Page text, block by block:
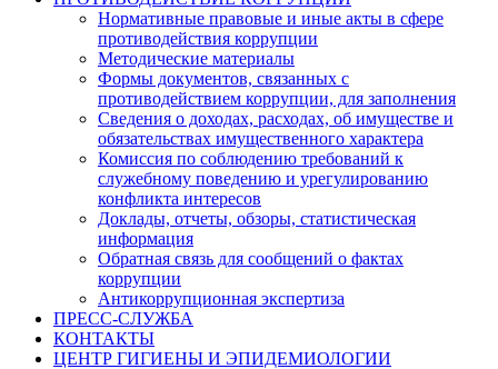
Нормативные правовые и иные акты в сфере
противодействия коррупции
Методические материалы
Формы документов, связанных с
противодействием коррупции, для заполнения
Сведения о доходах, расходах, об имуществе и
обязательствах имущественного характера
Комиссия по соблюдению требований к
служебному поведению и урегулированию
конфликта интересов
Доклады, отчеты, обзоры, статистическая
информация
Обратная связь для сообщений о фактах
коррупции
Антикоррупционная экспертиза
ПРЕСС-СЛУЖБА
КОНТАКТЫ
ЦЕНТР ГИГИЕНЫ И ЭПИДЕМИОЛОГИИ